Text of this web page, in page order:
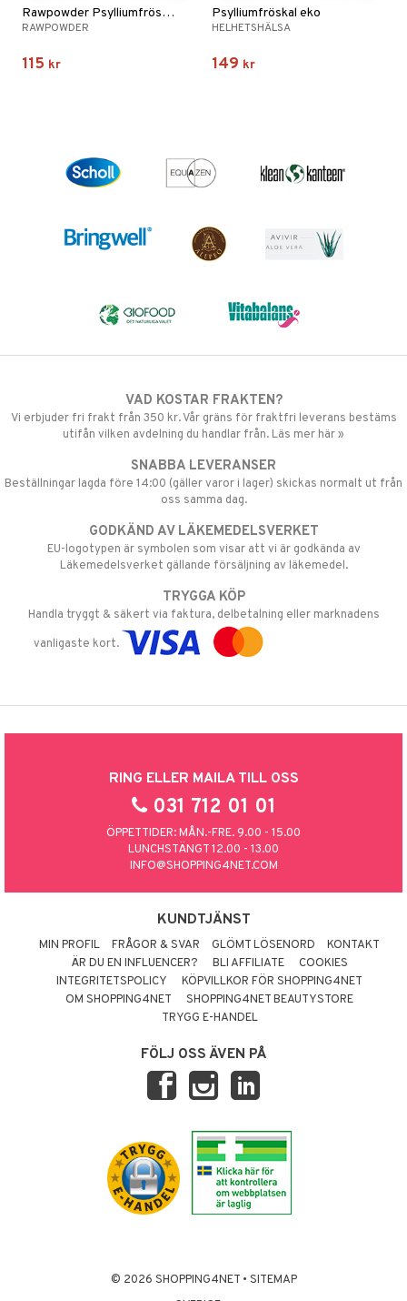
Rawpowder Psylliumfröskal
RAWPOWDER
115 kr
Psylliumfröskal eko
HELHETSHÄLSA
149 kr
VAD KOSTAR FRAKTEN?
Vi erbjuder fri frakt från 350 kr. Vår gräns för fraktfri leverans bestäms
utifån vilken avdelning du handlar från. Läs mer här »
SNABBA LEVERANSER
Beställningar lagda före 14:00 (gäller varor i lager) skickas normalt ut från
oss samma dag.
GODKÄND AV LÄKEMEDELSVERKET
EU-logotypen är symbolen som visar att vi är godkända av
Läkemedelsverket gällande försäljning av läkemedel.
TRYGGA KÖP
Handla tryggt & säkert via faktura, delbetalning eller marknadens
vanligaste kort.
RING ELLER MAILA TILL OSS
031 712 01 01
ÖPPETTIDER: MÅN.-FRE. 9.00 - 15.00
LUNCHSTÄNGT 12.00 - 13.00
INFO@SHOPPING4NET.COM
KUNDTJÄNST
MIN PROFIL FRÅGOR & SVAR GLÖMT LÖSENORD
KONTAKT
ÄR DU EN INFLUENCER?
BLI AFFILIATE
COOKIES
INTEGRITETSPOLICY
KÖPVILLKOR FÖR SHOPPING4NET
OM SHOPPING4NET
SHOPPING4NET BEAUTYSTORE
TRYGG E-HANDEL
FÖLJ OSS ÄVEN PÅ
© 2026 SHOPPING4NET • SITEMAP